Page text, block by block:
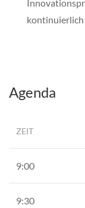
kontinuierlich
Agenda
ZEIT
9:00
9:30